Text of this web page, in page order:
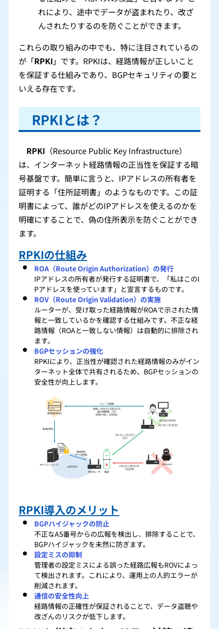
れにより、途中でデータが盗まれたり、改ざ
んされたりするのを防ぐことができます。
これらの取り組みの中でも、特に注目されているの
が「RPKI」です。RPKIは、経路情報が正しいこと
を保証する仕組みであり、BGPセキュリティの要と
いえる存在です。
RPKIとは？
RPKI （Resource Public Key Infrastructure）
は、インターネット経路情報の正当性を保証する暗
号基盤です。簡単に言うと、IPアドレスの所有者を
証明する「住所証明書」のようなものです。この証
明書によって、誰がどのIPアドレスを使えるのかを
明確にすることで、偽の住所表示を防ぐことができ
ます。
RPKIの仕組み
ROA（Route Origin Authorization）の発行
IPアドレスの所有者が発行する証明書で、「私はこのI
Pアドレスを使っています」と宣言するものです。
ROV（Route Origin Validation）の実施
ルーターが、受け取った経路情報がROAで示された情
報と一致しているかを確認する仕組みです。不正な経
路情報（ROAと一致しない情報）は自動的に排除され
ます。
BGPセッションの強化
RPKIにより、正当性が確認された経路情報のみがイン
ターネット全体で共有されるため、BGPセッションの
安全性が向上します。
RPKI導入のメリット
BGPハイジャックの防止
不正なAS番号からの広報を検出し、排除することで、
BGPハイジャックを未然に防ぎます。
設定ミスの抑制
管理者の設定ミスによる誤った経路広報もROVによっ
て検出されます。これにより、運用上の人的エラーが
削減されます。
通信の安全性向上
経路情報の正確性が保証されることで、データ盗聴や
改ざんのリスクが低下します。